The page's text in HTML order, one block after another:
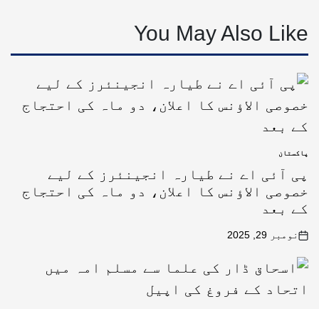
You May Also Like
پاکستان
پی آئی اے نے طیارہ انجینئرز کے لیے
خصوصی الاؤنس کا اعلان، دو ماہ کی احتجاج
کے بعد
نومبر 29, 2025